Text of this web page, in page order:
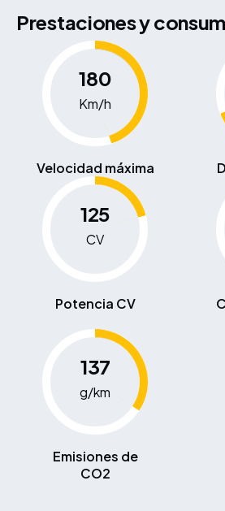
Prestaciones y
180
Km/h
Velocidad máxima
125
CV
Potencia CV
137
g/km
Emisiones de
CO2